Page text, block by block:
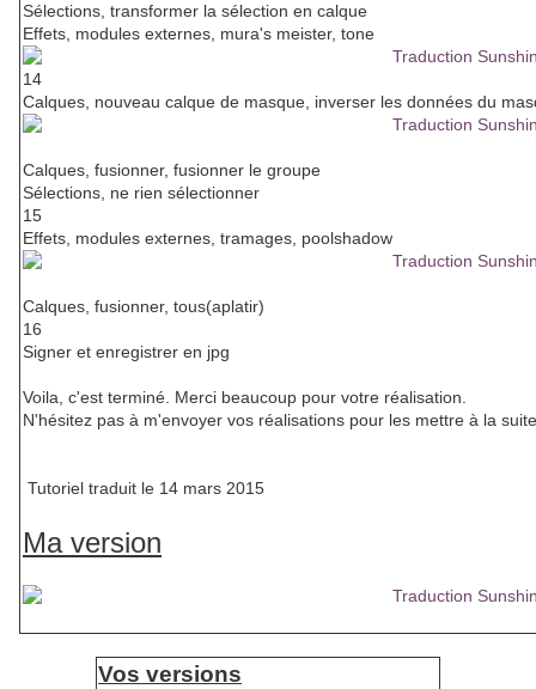
Sélections, transformer la sélection en calque
Effets, modules externes, mura's meister, tone
14
Calques, nouveau calque de masque, inverser les données du
Calques, fusionner, fusionner le groupe
Sélections, ne rien sélectionner
15
Effets, modules externes, tramages, poolshadow
Calques, fusionner, tous(aplatir)
16
Signer et enregistrer en jpg
Voila, c'est terminé. Merci beaucoup pour votre réalisation.
N'hésitez pas à m'envoyer vos réalisations pour les mettre à la
Tutoriel traduit le 14 mars 2015
Ma version
Vos versions